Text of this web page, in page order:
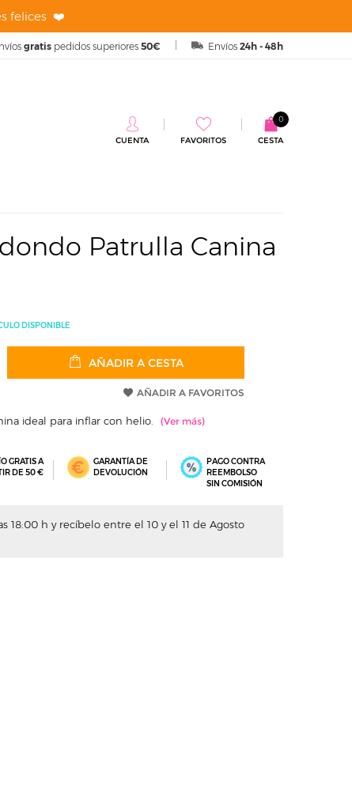
felices ❤️
Envíos 24h - 48h
gratis pedidos superiores 50€
CESTA
0
CUENTA FAVORITOS
Patrulla Canina
DISPONIBLE
AÑADIR A CESTA
AÑADIR A FAVORITOS
ideal para inflar con helio.
GRATIS A
DE 50 €
GARANTÍA DE
DEVOLUCIÓN
PAGO CONTRA
REEMBOLSO
SIN COMISIÓN
18:00 h y recíbelo entre el 10 y el 11 de Agosto